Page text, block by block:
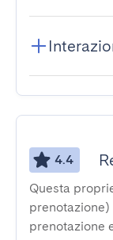
4.4
Questa
prenotazione